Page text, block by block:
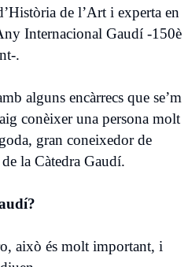
de l’Art i experta en
Internacional Gaudí -150è
.
alguns encàrrecs que se’m
conèixer una persona molt
gran coneixedor de
la Càtedra Gaudí.
això és molt important, i